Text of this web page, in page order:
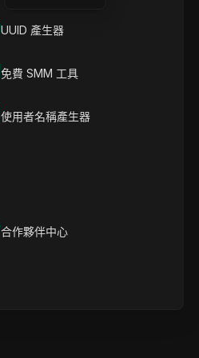
UUID 產生器
免費 SMM 工具
使用者名稱產生器
合作夥伴中心